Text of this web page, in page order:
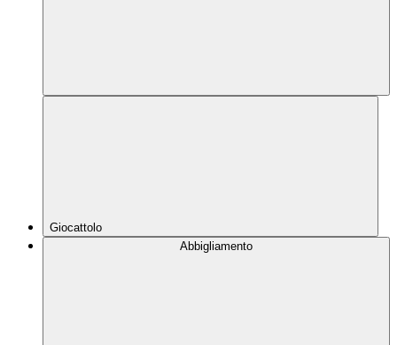
Giocattolo
Abbigliamento